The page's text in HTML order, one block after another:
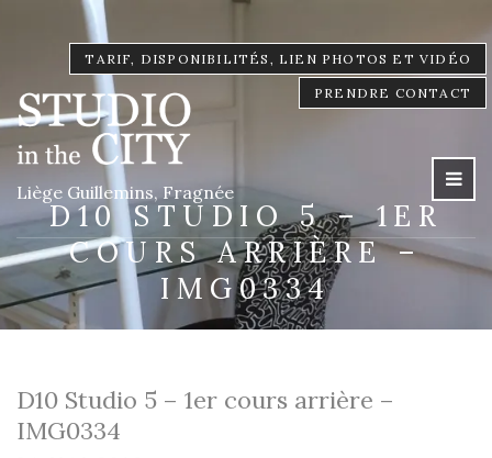
TARIF, DISPONIBILITÉS, LIEN PHOTOS ET VIDÉO
PRENDRE CONTACT
Liège Guillemins, Fragnée
D10 STUDIO 5 – 1ER
COURS ARRIÈRE –
IMG0334
D10 Studio 5 – 1er cours arrière –
IMG0334